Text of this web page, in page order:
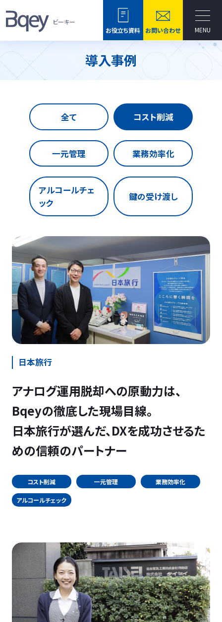
ビーキー
お役立ち資料
お問い合わせ MENU
導入事例
全て コスト削減
一元管理 業務効率化
アルコールチェ
ック
鍵の受け渡し
日本旅行
アナログ運用脱却への原動力は、
Bqeyの徹底した現場目線。
日本旅行が選んだ、DXを成功させるた
めの信頼のパートナー
コスト削減 一元管理 業務効率化
アルコールチェック